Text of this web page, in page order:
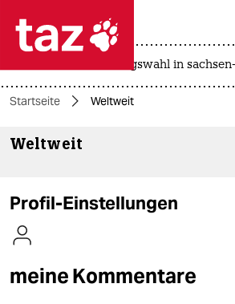
 taz zahl ich
themen
kultur
landtagswahl in
Startseite Weltweit
Weltweit
Profil-Einstellungen
meine Kommentare